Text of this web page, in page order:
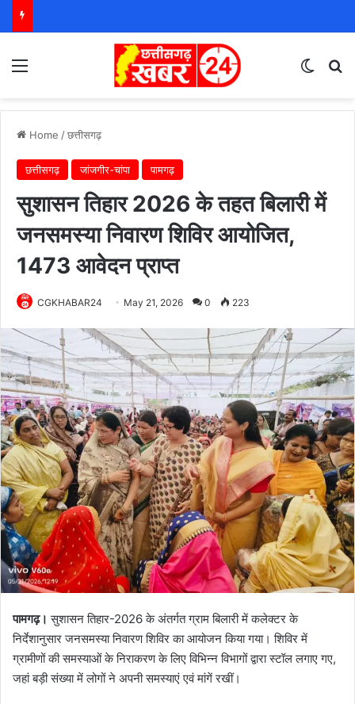
Home /छत्तीसगढ़
छत्तीसगढ़ जांजगीर-चांपा पामगढ़
सुशासन तिहार 2026 के तहत बिलारी में
जनसमस्या निवारण शिविर आयोजित,
1473 आवेदन प्राप्त
CGKHABAR24 May 21, 2026 0 223
पामगढ़। सुशासन तिहार-2026 के अंतर्गत ग्राम बिलारी में कलेक्टर के
निर्देशानुसार जनसमस्या निवारण शिविर का आयोजन किया गया। शिविर में
ग्रामीणों की समस्याओं के निराकरण के लिए विभिन्न विभागों द्वारा स्टॉल लगाए गए,
जहां बड़ी संख्या में लोगों ने अपनी समस्याएं एवं मांगें रखीं।